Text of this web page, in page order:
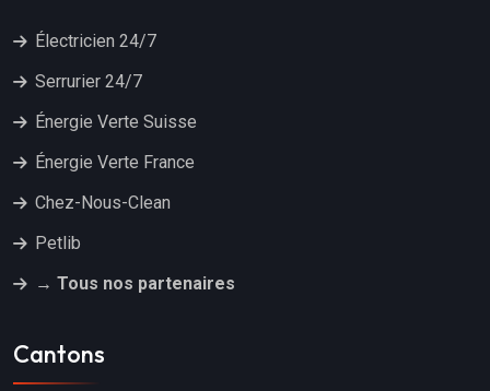
Électricien 24/7
Serrurier 24/7
Énergie Verte Suisse
Énergie Verte France
Chez-Nous-Clean
Petlib
→ Tous nos partenaires
Cantons